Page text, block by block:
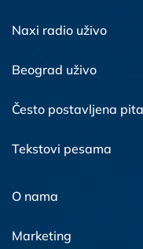
Naxi radio uživo
Beograd uživo
Često postavljena
Tekstovi pesama
O nama
Marketing